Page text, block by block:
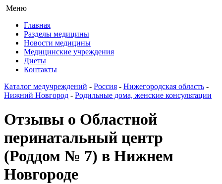
Меню
Главная
Разделы медицины
Новости медицины
Медицинские учреждения
Диеты
Контакты
Каталог медучреждений - Россия - Нижегородская область -
Нижний Новгород - Родильные дома, женские консультации
Отзывы о Областной
перинатальный центр
(Роддом № 7) в Нижнем
Новгороде